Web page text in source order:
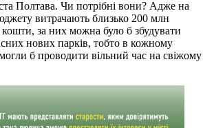
Полтава. Чи потрібні вони? Адже на
витрачають близько 200 млн
за них можна було б збудувати
нових парків, тобто в кожному
б проводити вільний час на свіжому